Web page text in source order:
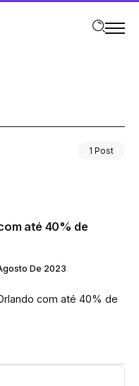
1 Post
até 40% de
De 2023
com até 40% de